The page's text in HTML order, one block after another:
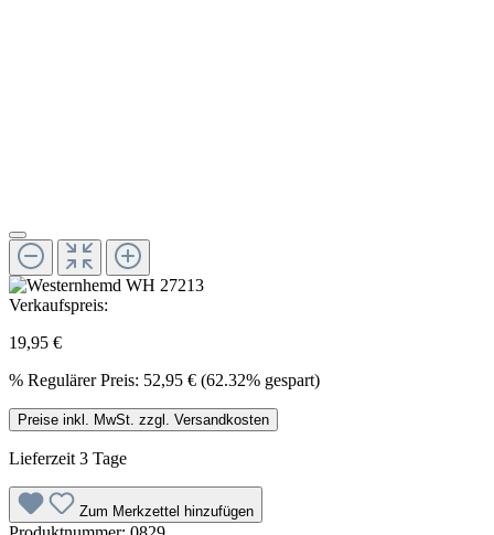
Verkaufspreis:
19,95 €
% Regulärer Preis: 52,95 € (62.32% gespart)
Preise inkl. MwSt. zzgl. Versandkosten
Lieferzeit 3 Tage
Zum Merkzettel hinzufügen